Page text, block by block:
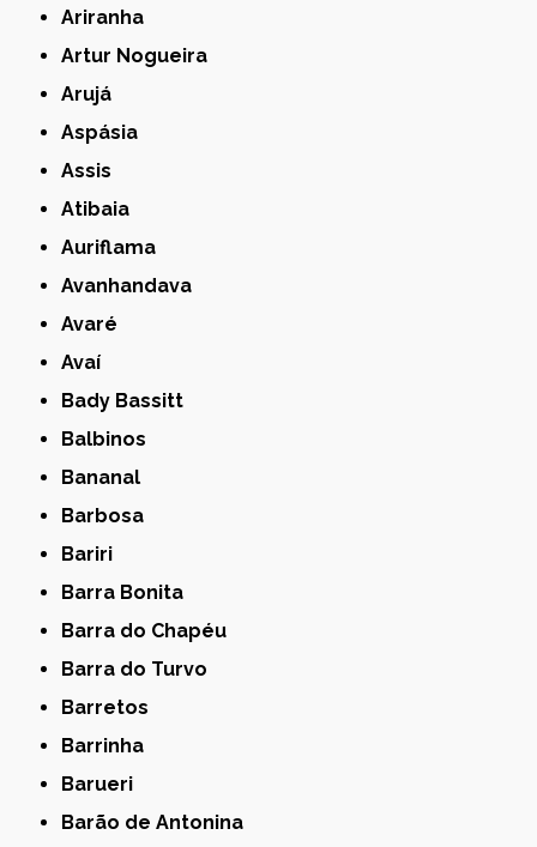
Ariranha
Artur Nogueira
Arujá
Aspásia
Assis
Atibaia
Auriflama
Avanhandava
Avaré
Avaí
Bady Bassitt
Balbinos
Bananal
Barbosa
Bariri
Barra Bonita
Barra do Chapéu
Barra do Turvo
Barretos
Barrinha
Barueri
Barão de Antonina